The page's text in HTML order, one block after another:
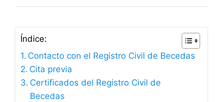
Índice:
Contacto con el Registro Civil de Becedas
Cita previa
Certificados del Registro Civil de
Becedas